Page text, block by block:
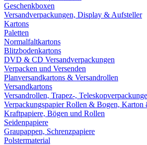
Geschenkboxen
Versandverpackungen, Display & Aufsteller
Kartons
Paletten
Normalfaltkartons
Blitzbodenkartons
DVD & CD Versandverpackungen
Verpacken und Versenden
Planversandkartons & Versandrollen
Versandkartons
Versandrollen, Trapez-,
Verpackungspapier Rollen & Bogen, Karton
Kraftpapiere, Bögen und Rollen
Seidenpapiere
Graupappen, Schrenzpapiere
Polstermaterial